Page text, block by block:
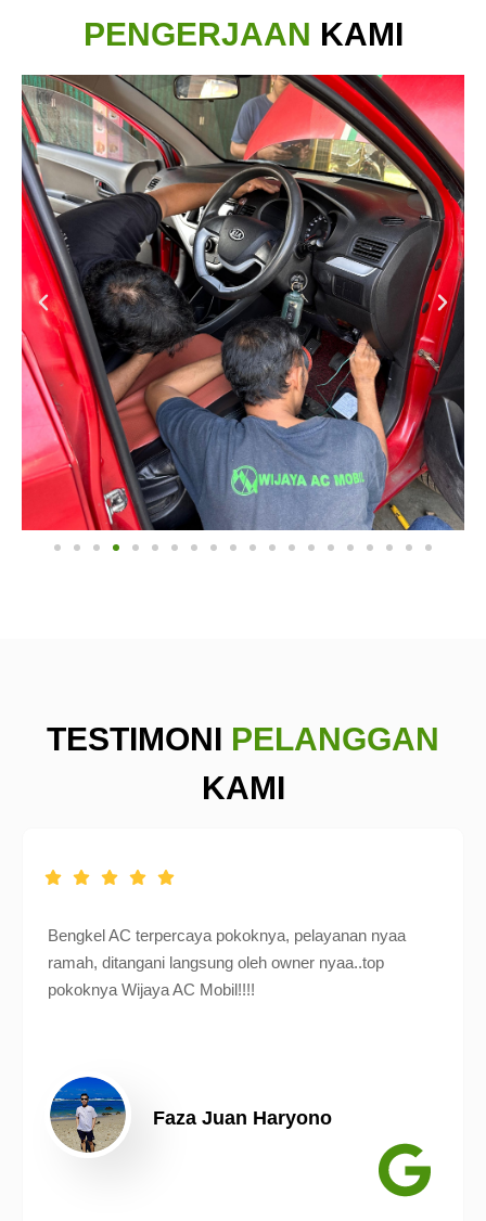
PENGERJAAN KAMI
TESTIMONI PELANGGAN
KAMI
Bengkel AC terpercaya pokoknya, pelayanan nyaa
ramah, ditangani langsung oleh owner nyaa..top
pokoknya Wijaya AC Mobil!!!!
Faza Juan Haryono